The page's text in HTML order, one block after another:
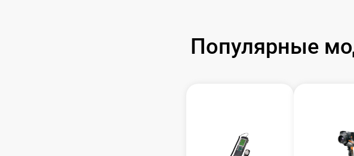
Популярные